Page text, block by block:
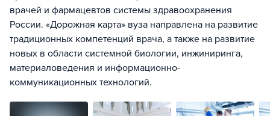
врачей и фармацевтов системы здравоохранения
России. «Дорожная карта» вуза направлена на развитие
традиционных компетенций врача, а также на развитие
новых в области системной биологии, инжиниринга,
материаловедения и информационно-
коммуникационных технологий.